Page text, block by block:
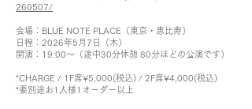
260507/
会場：BLUE NOTE PLACE（東京・恵比寿）
日程：2026年5月7日（木）
開演：19:00〜（途中30分休憩 80分ほどの公演です）
*CHARGE / 1F席¥5,000(税込) / 2F席¥4,000(税込)
*要別途お1人様1オーダー以上